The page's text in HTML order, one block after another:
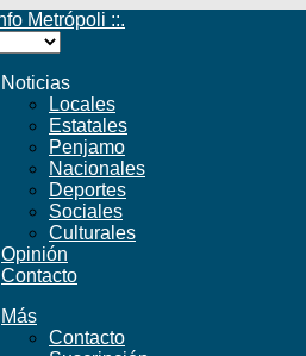
Noticias
Locales
Estatales
Penjamo
Nacionales
Deportes
Sociales
Culturales
Opinión
Contacto
Más
Contacto